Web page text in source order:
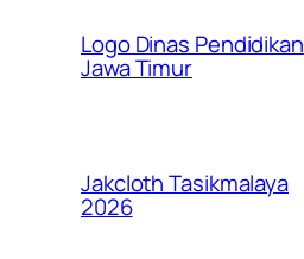
Logo Dinas Pendidikan
Jawa Timur
Jakcloth Tasikmalaya
2026